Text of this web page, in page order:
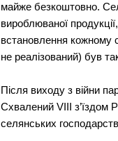
майже безкоштовно.
вироблюваної
встановлення кожному
не реалізований) був
Після виходу з війни
Схвалений VIII з’їздом
селянських